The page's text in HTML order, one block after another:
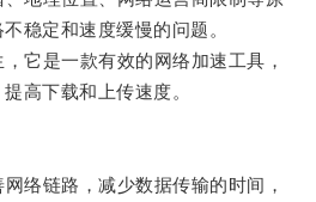
稳定和速度缓慢的问题。
是一款有效的网络加速工具，
高下载和上传速度。
链路，减少数据传输的时间，